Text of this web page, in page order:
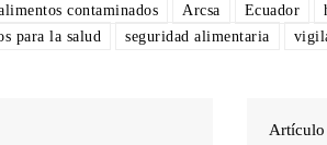
contaminados Arcsa Ecuador
para la salud seguridad alimentaria
Artículo